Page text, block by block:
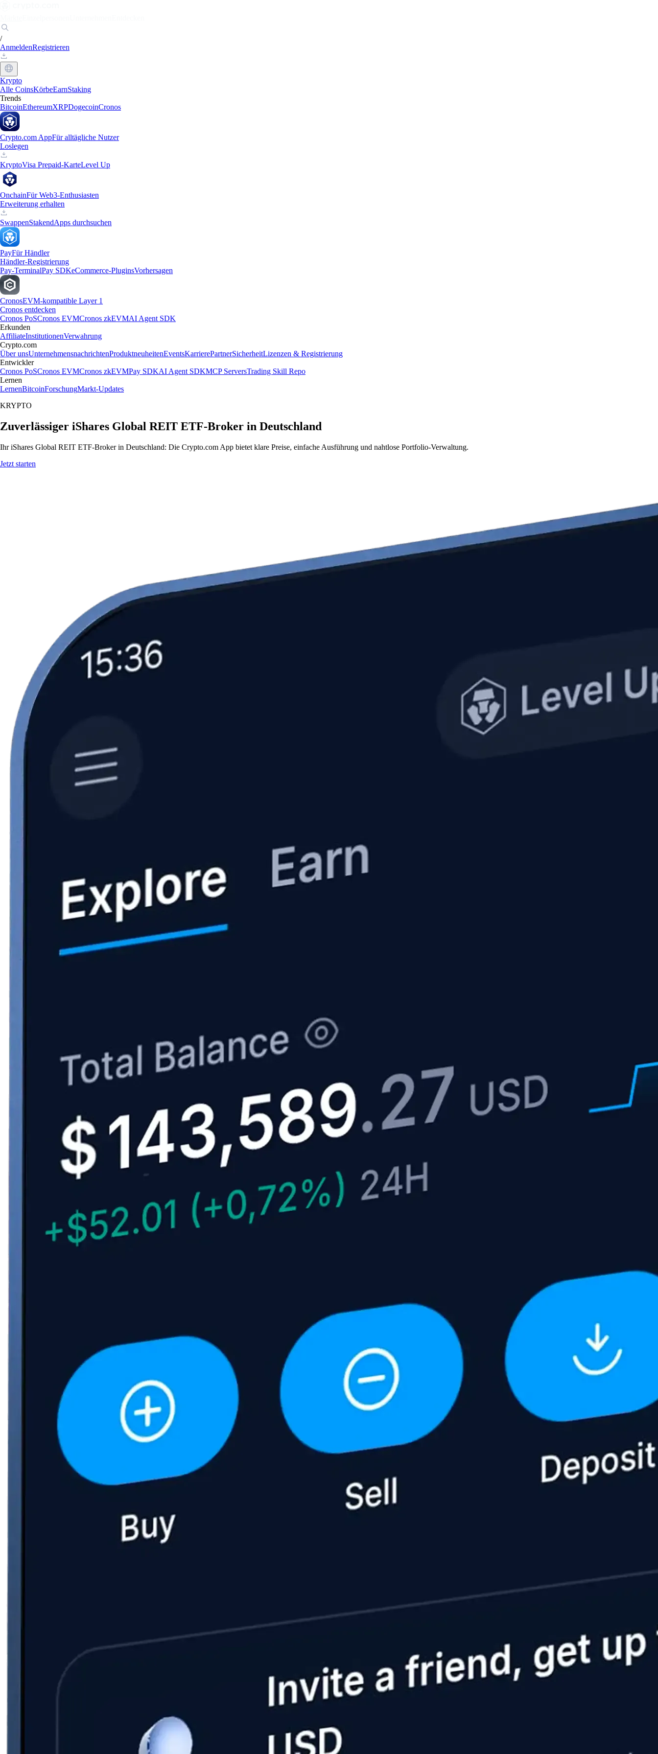
/
AnmeldenRegistrieren
Krypto
Alle CoinsKörbeEarnStaking
Trends
BitcoinEthereumXRPDogecoinCronos
Crypto.com AppFür alltägliche Nutzer
Loslegen
KryptoVisa Prepaid-KarteLevel Up
OnchainFür Web3-Enthusiasten
Erweiterung erhalten
SwappenStakendApps durchsuchen
PayFür Händler
Händler-Registrierung
Pay-TerminalPay SDKeCommerce-PluginsVorhersagen
CronosEVM-kompatible Layer 1
Cronos entdecken
Cronos PoSCronos EVMCronos zkEVMAI Agent SDK
Erkunden
AffiliateInstitutionenVerwahrung
Crypto.com
Über unsUnternehmensnachrichtenProduktneuheitenEventsKarrierePartnerSicherheitLizenzen & Registrierung
Entwickler
Cronos PoSCronos EVMCronos zkEVMPay SDKAI Agent SDKMCP ServersTrading Skill Repo
Lernen
LernenBitcoinForschungMarkt-Updates
KRYPTO
Zuverlässiger iShares Global REIT ETF-Broker in Deutschland
Ihr iShares Global REIT ETF-Broker in Deutschland: Die Crypto.com App bietet klare Preise, einfache Ausführung und nahtlose Portfolio-Verwaltung.
Jetzt starten